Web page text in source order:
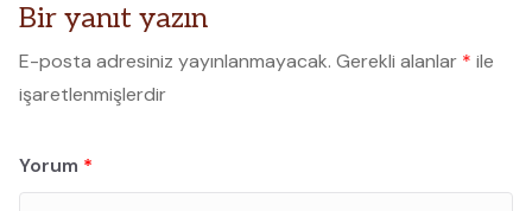
Bir yanıt yazın
E-posta adresiniz yayınlanmayacak. Gerekli alanlar * ile
işaretlenmişlerdir
Yorum *